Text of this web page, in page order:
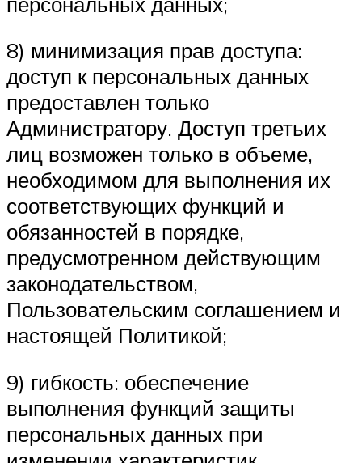
8) минимизация прав доступа:
доступ к персональных данных
предоставлен только
Администратору. Доступ третьих
лиц возможен только в объеме,
необходимом для выполнения их
соответствующих функций и
обязанностей в порядке,
предусмотренном действующим
законодательством,
Пользовательским соглашением и
настоящей Политикой;
9) гибкость: обеспечение
выполнения функций защиты
персональных данных при